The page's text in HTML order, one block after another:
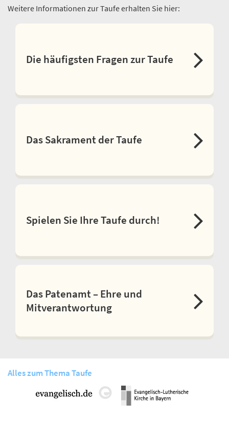
Weitere Informationen zur Taufe erhalten Sie hier:
Die häufigsten Fragen zur Taufe
Das Sakrament der Taufe
Spielen Sie Ihre Taufe durch!
Das Patenamt – Ehre und
Mitverantwortung
Alles zum Thema Taufe